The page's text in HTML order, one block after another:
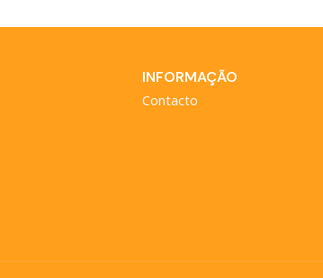
INFORMAÇÃO
Contacto